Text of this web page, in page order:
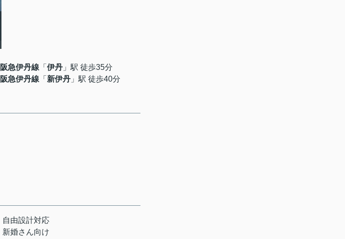
阪急伊丹線 「 伊丹 」駅 徒歩35分
阪急伊丹線 「 新伊丹 」駅 徒歩40分
自由設計対応
新婚さん向け